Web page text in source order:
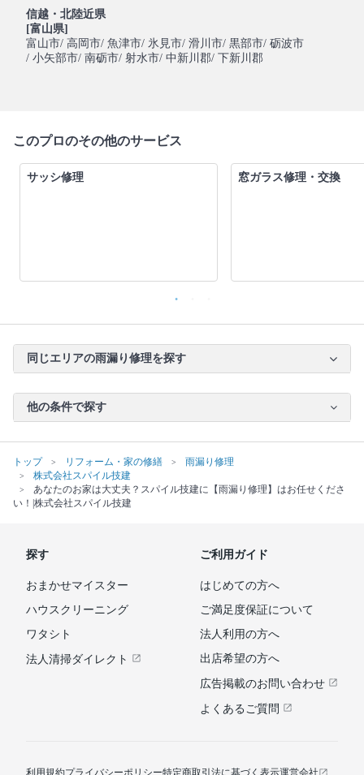
信越・北陸近県
[富山県]
富山市/ 高岡市/ 魚津市/ 氷見市/ 滑川市/ 黒部市/ 砺波市
/ 小矢部市/ 南砺市/ 射水市/ 中新川郡/ 下新川郡
このプロのその他のサービス
サッシ修理 窓ガラス修理・交換
同じエリアの雨漏り修理を探す
他の条件で探す
トップ リフォーム・家の修繕
雨漏り修理
株式会社スパイル技建
あなたのお家は大丈夫？スパイル技建に【雨漏り修理】はお任せくださ
い！|株式会社スパイル技建
探す
おまかせマイスター
ハウスクリーニング
ワタシト
法人清掃ダイレクト
ご利用ガイド
はじめての方へ
ご満足度保証について
法人利用の方へ
出店希望の方へ
広告掲載のお問い合わせ
よくあるご質問
利用規約プライバシーポリシー特定商取引法に基づく表示運営会社